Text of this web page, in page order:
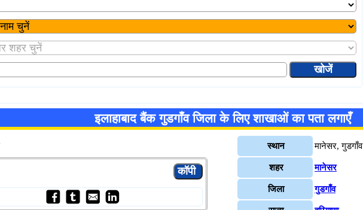
इलाहाबाद बैंक गुडगाँव जिला के लिए शाखाओं का पता लगाएँ
स्थान मानेसर, गुडगाँव
शहर मानेसर
जिला गुडगाँव